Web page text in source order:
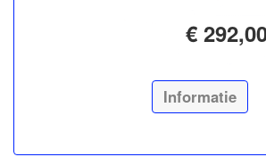
€
Informatie